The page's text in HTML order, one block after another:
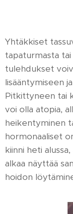
Yhtäkkiset
tapaturmasta
tulehdukset
lisääntymiseen
Pitkittyneen tai
voi olla atopia,
heikentyminen
hormonaaliset
kiinni heti
alkaa näyttää
hoidon